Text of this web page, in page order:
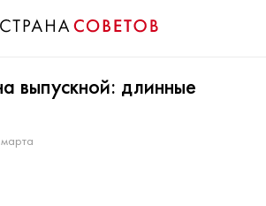
выпускной: длинные